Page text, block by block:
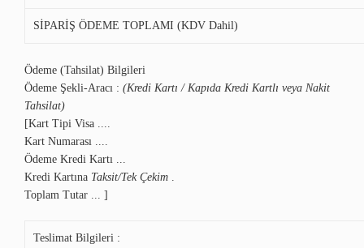
SİPARİŞ ÖDEME TOPLAMI (KDV Dahil)
Ödeme (Tahsilat) Bilgileri
Ödeme Şekli-Aracı : (Kredi Kartı / Kapıda Kredi Kartlı veya Nakit
Tahsilat)
[Kart Tipi Visa ....
Kart Numarası ....
Ödeme Kredi Kartı ...
Kredi Kartına Taksit/Tek Çekim .
Toplam Tutar ... ]
Teslimat Bilgileri :